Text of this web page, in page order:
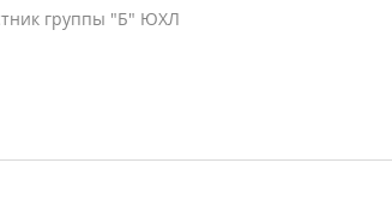
группы "Б" ЮХЛ